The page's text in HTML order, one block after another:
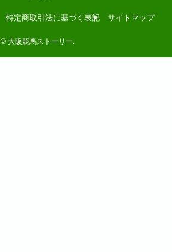
特定商取引法に基づく表記 サイトマップ
©大阪競馬ストーリー.